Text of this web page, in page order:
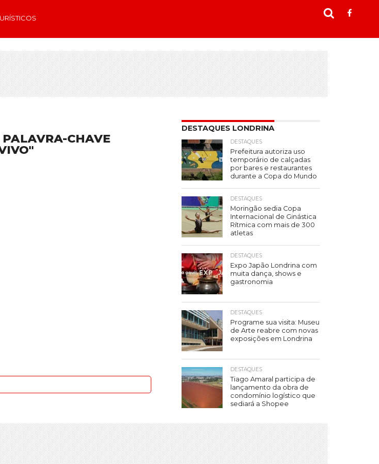
CHAVE
DESTAQUES LONDRINA
DESTAQUES
Prefeitura autoriza uso
temporário de calçadas
por bares e restaurantes
durante a Copa do Mundo
DESTAQUES
Moringão sedia Copa
Internacional de Ginástica
Rítmica com mais de 300
atletas
DESTAQUES
Expo Japão Londrina com
muita dança, shows e
gastronomia
DESTAQUES
Programe sua visita: Museu
de Arte reabre com novas
exposições em Londrina
DESTAQUES
Tiago Amaral participa de
lançamento da obra de
condomínio logístico que
sediará a Shopee